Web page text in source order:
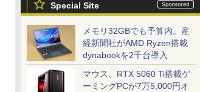
Special Site
メモリ32GBでも予算内。産
経新聞社がAMD Ryzen搭載
dynabookを2千台導入
マウス、RTX 5060 Ti搭載ゲ
ーミングPCが7万5,000円オ